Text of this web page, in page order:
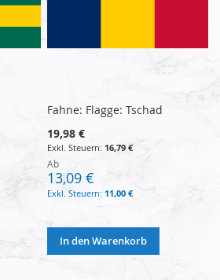
Fahne: Flagge: Tschad
19,98 €
16,79 €
Ab
13,09 €
11,00 €
In den Warenkorb